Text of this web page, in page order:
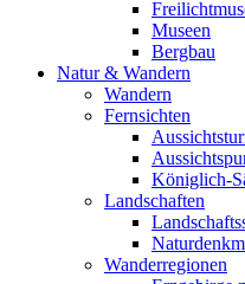
Museen
Bergbau
Natur & Wandern
Wandern
Fernsichten
Königlich-
Landschaften
Wanderregionen